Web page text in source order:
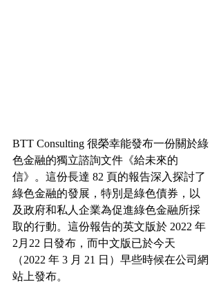
BTT Consulting 很榮幸能發布一份關於綠
色金融的獨立諮詢文件《給未來的
信》。這份長達 82 頁的報告深入探討了
綠色金融的發展，特別是綠色債券，以
及政府和私人企業為促進綠色金融所採
取的行動。這份報告的英文版於 2022 年
2月22 日發布，而中文版已於今天
（2022 年 3 月 21 日）早些時候在公司網
站上發布。